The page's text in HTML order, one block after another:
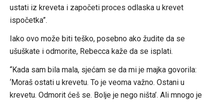
ustati iz kreveta i započeti proces odlaska u krevet
ispočetka”.
Iako ovo može biti teško, posebno ako žudite da se
ušuškate i odmorite, Rebecca kaže da se isplati.
“Kada sam bila mala, sjećam se da mi je majka govorila:
‘Moraš ostati u krevetu. To je veoma važno. Ostani u
krevetu. Odmorit ćeš se. Bolje je nego ništa’. Ali mnogo je